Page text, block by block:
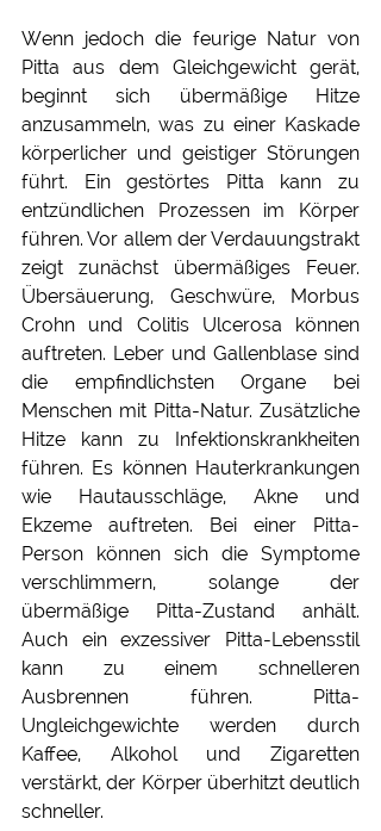
Wenn jedoch die feurige Natur von
Pitta aus dem Gleichgewicht gerät,
beginnt sich übermäßige Hitze
anzusammeln, was zu einer Kaskade
körperlicher und geistiger Störungen
führt. Ein gestörtes Pitta kann zu
entzündlichen Prozessen im Körper
führen. Vor allem der Verdauungstrakt
zeigt zunächst übermäßiges Feuer.
Übersäuerung, Geschwüre, Morbus
Crohn und Colitis Ulcerosa können
auftreten. Leber und Gallenblase sind
die empfindlichsten Organe bei
Menschen mit Pitta-Natur. Zusätzliche
Hitze kann zu Infektionskrankheiten
führen. Es können Hauterkrankungen
wie Hautausschläge, Akne und
Ekzeme auftreten. Bei einer Pitta-
Person können sich die Symptome
verschlimmern, solange der
übermäßige Pitta-Zustand anhält.
Auch ein exzessiver Pitta-Lebensstil
kann zu einem schnelleren
Ausbrennen führen. Pitta-
Ungleichgewichte werden durch
Kaffee, Alkohol und Zigaretten
verstärkt, der Körper überhitzt deutlich
schneller.